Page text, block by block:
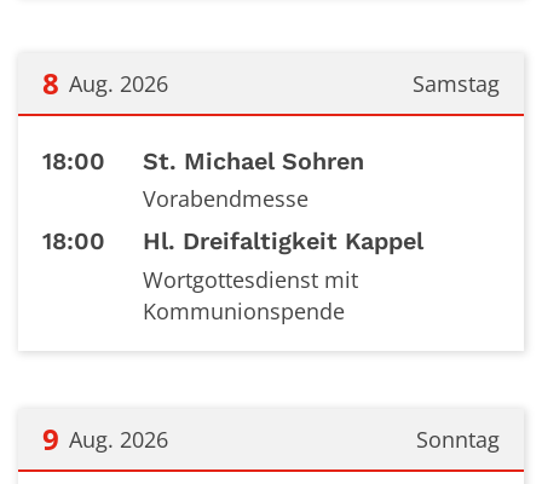
Samstag
8 Aug. 2026
18:00 St. Michael Sohren
Vorabendmesse
18:00 Hl. Dreifaltigkeit Kappel
Wortgottesdienst mit
Kommunionspende
Sonntag
9 Aug. 2026